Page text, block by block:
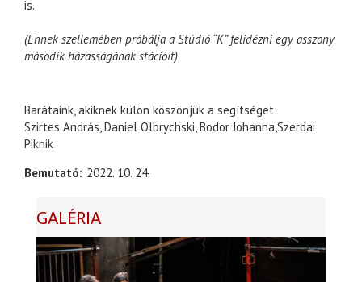
is.
(Ennek szellemében próbálja a Stúdió “K” felidézni egy asszony
második házasságának stációit)
Barátaink, akiknek külön köszönjük a segítséget:
Szirtes András, Daniel Olbrychski, Bodor Johanna,Szerdai
Piknik
Bemutató 2022. 10. 24.
GALÉRIA